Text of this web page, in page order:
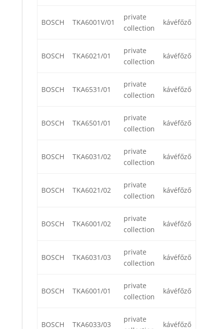
BOSCH TKA6001V/01
private
collection
kávéfőző
BOSCH TKA6021/01
private
collection
kávéfőző
BOSCH TKA6531/01
private
collection
kávéfőző
BOSCH TKA6501/01
private
collection
kávéfőző
BOSCH TKA6031/02
private
collection
kávéfőző
BOSCH TKA6021/02
private
collection
kávéfőző
BOSCH TKA6001/02
private
collection
kávéfőző
BOSCH TKA6031/03
private
collection
kávéfőző
BOSCH TKA6001/01
private
collection
kávéfőző
BOSCH TKA6033/03
private
kávéfőző